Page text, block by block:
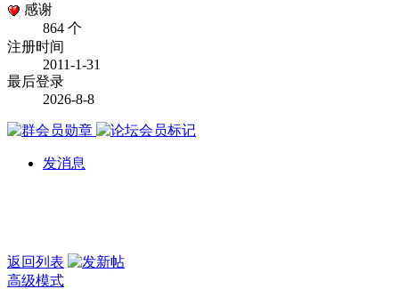
感谢
864 个
注册时间
2011-1-31
最后登录
2026-8-8
发消息
返回列表
高级模式